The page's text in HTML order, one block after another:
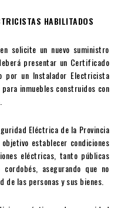
HABILITADOS
solicite un nuevo suministro
presentar un Certificado
por un Instalador Electricista
inmuebles construidos con
Eléctrica de la Provincia
establecer condiciones
eléctricas, tanto públicas
asegurando que no
de las personas y sus bienes.